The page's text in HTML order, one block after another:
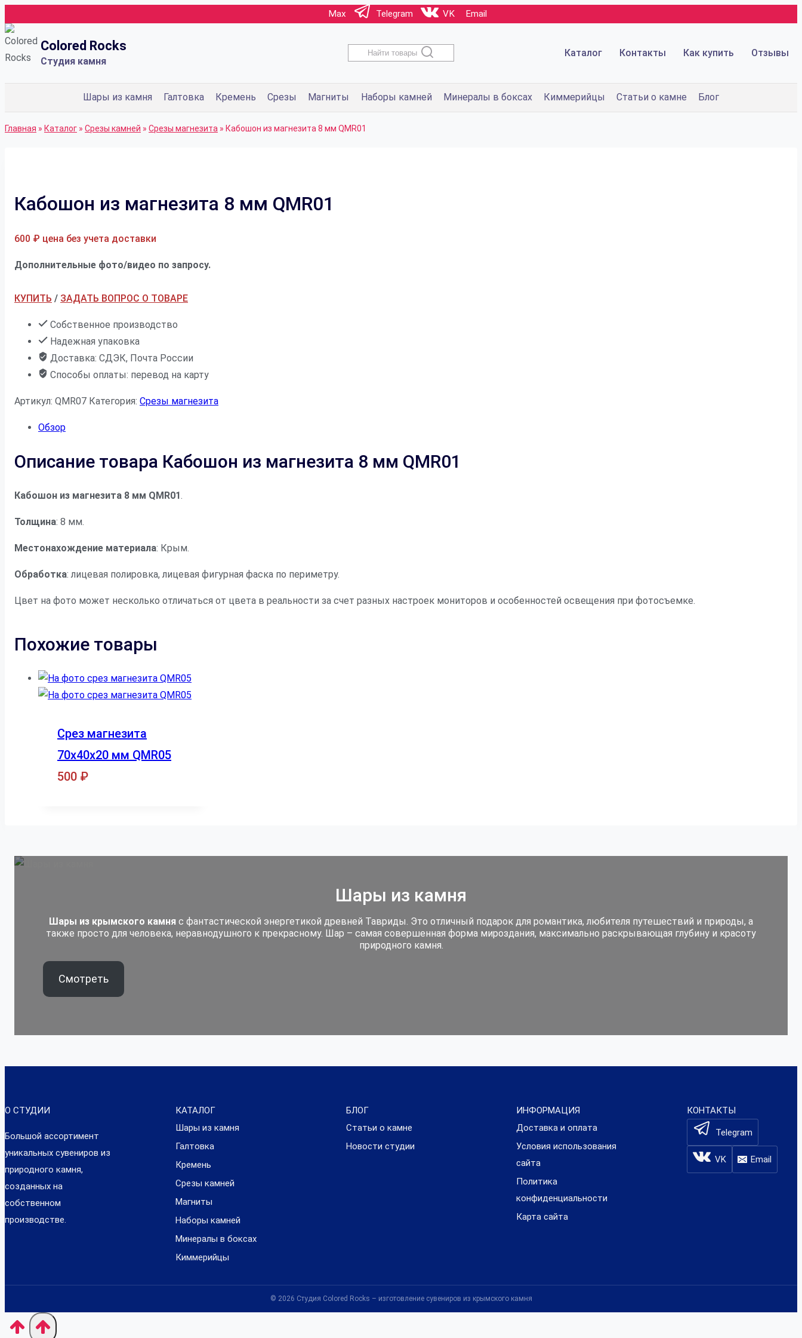
к
содержимому
Max Telegram VK Email
Colored Rocks
Студия камня
Найти товары Каталог Контакты Как купить Отзывы
Шары из камня Галтовка Кремень Срезы Магниты Наборы камней Минералы в боксах Киммерийцы Статьи о камне Блог
Главная » Каталог » Срезы камней » Срезы магнезита » Кабошон из магнезита 8 мм QMR01
Кабошон из магнезита 8 мм QMR01
600 ₽ цена без учета доставки
Дополнительные фото/видео по запросу.
КУПИТЬ / ЗАДАТЬ ВОПРОС О ТОВАРЕ
Собственное производство
Надежная упаковка
Доставка: СДЭК, Почта России
Способы оплаты: перевод на карту
Артикул: QMR07 Категория: Срезы магнезита
Обзор
Описание товара Кабошон из магнезита 8 мм QMR01
Кабошон из магнезита 8 мм QMR01.
Толщина: 8 мм.
Местонахождение материала: Крым.
Обработка: лицевая полировка, лицевая фигурная фаска по периметру.
Цвет на фото может несколько отличаться от цвета в реальности за счет разных настроек мониторов и особенностей освещения при фотосъемке.
Похожие товары
Срез магнезита
70х40х20 мм QMR05
500 ₽
Шары из камня
Шары из крымского камня с фантастической энергетикой древней Тавриды. Это отличный подарок для романтика, любителя путешествий и природы, а
также просто для человека, неравнодушного к прекрасному. Шар – самая совершенная форма мироздания, максимально раскрывающая глубину и красоту
природного камня.
Смотреть
О СТУДИИ
Большой ассортимент
уникальных сувениров из
природного камня,
созданных на
собственном
производстве.
КАТАЛОГ
Шары из камня
Галтовка
Кремень
Срезы камней
Магниты
Наборы камней
Минералы в боксах
Киммерийцы
БЛОГ
Статьи о камне
Новости студии
ИНФОРМАЦИЯ
Доставка и оплата
Условия использования
сайта
Политика
конфиденциальности
Карта сайта
КОНТАКТЫ
Telegram
VK Email
© 2026 Студия Colored Rocks – изготовление сувениров из крымского камня